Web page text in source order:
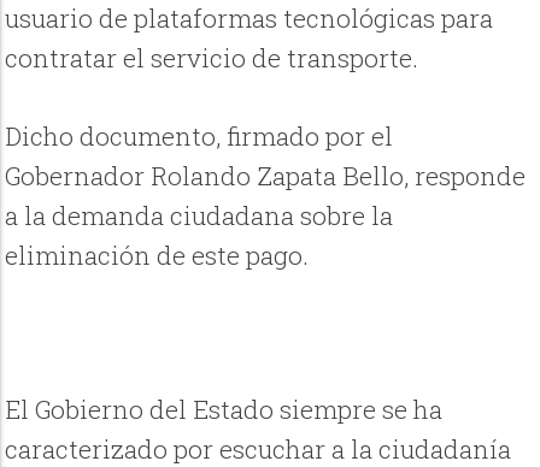
usuario de plataformas tecnológicas para
contratar el servicio de transporte.
Dicho documento, firmado por el
Gobernador Rolando Zapata Bello, responde
a la demanda ciudadana sobre la
eliminación de este pago.
El Gobierno del Estado siempre se ha
caracterizado por escuchar a la ciudadanía